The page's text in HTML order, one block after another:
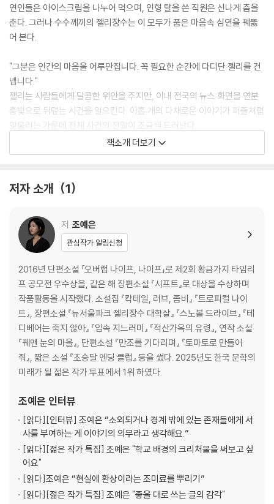
연인들은 아이스크림을 나누어 먹으며, 인형 탈을 쓴 직원은 신나게 춤을
춘다. 그러나 수수께끼의 젤리장수는 이 모두가 품은 마음속 심연을 꿰뚫
어 본다.
"그분은 인간의 마음을 어루만집니다. 꼭 필요한 순간에 다디단 젤리를 건
넵니다."
젤리는 사람들에게 달콤한 위안을 주지만, 이내 전국의 뉴스 화면을 연분
홍빛으로 뒤덮는 사건을 일으킨다. 아홉 개의 다채로운 이야기가 퍼즐처럼
맞물리는 가운데 전체 사건의 전말이 조금씩 드러난다.
At New Seoul Park, Korea’s greatest theme park, an enigmatic
es an unbreakable bond. As the sun beats down on a muggy s
rents, a single mother striving to create a memorable day on a
shoestring budget, and a couple on the brink of splitting up, all
end up tasting this ominous candy. Little do they know that a
nd innocent soon turns grotesque as the jelly becomes the ca
talyst for a sticky, sweet massacre.
Masterfully translated byYewon Jung, The New Seoul Park J
elly Massacre weaves a chilling tale of deceptive sweetness
and the body horror of slowly melting into your loved ones.
책소개 더보기
저자 소개 1
저 조예은
관심작가 알림신청
2016년 단편소설 「오버랩 나이프, 나이프」로 제2회 황금가지 타임리
프 공모전 우수상을, 같은 해 장편소설 『시프트』로 대상을 수상하며
작품활동을 시작했다. 소설집 『칵테일, 러브, 좀비』 『트로피컬 나이
트』, 장편소설 『뉴서울파크 젤리장수 대학살』 『스노볼 드라이브』 『테
디베어는 죽지 않아』 『입속 지느러미』 『적산가옥의 유령』, 연작 소설
『꿰맨 눈의 마을』, 단편소설 『만조를 기다리며』 『토마토로 만들어
줘』, 짧은 소설 『초승달 엔딩 클럽』 등을 썼다. 2025년도 한국 문학의
미래가 될 젊은 작가 투표에서 1위 하였다.
조예은 인터뷰
[읽다][인터뷰] 조예은 “소외되거나 경계 밖에 있는 존재들에게 서
사를 부여하는 게 이야기의 의무라고 생각해요.”
[읽다][젊은 작가 특집] 조예은 "학교 배경의 크리처물을 써보고 싶
어요"
[읽다]조예은 “현실에 환상이라는 조미료를 뿌리기”
[읽다][젊은 작가 특집] 조예은 "좋을 대로 쓰는 글의 감각"